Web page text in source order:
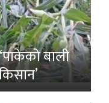
बाली